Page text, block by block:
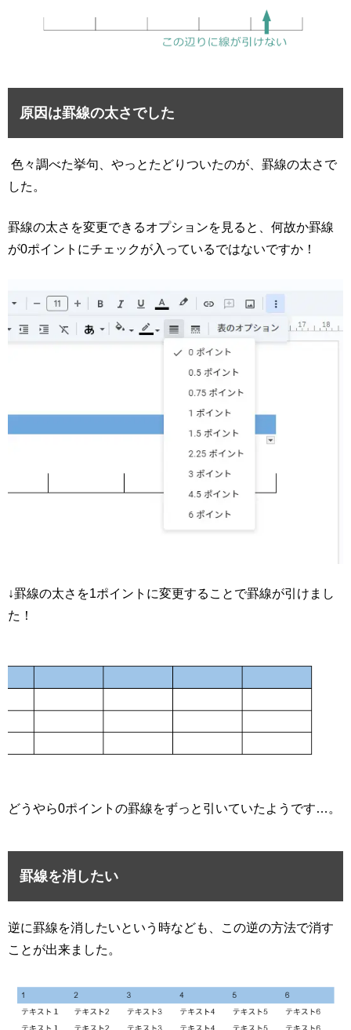
原因は罫線の太さでした
色々調べた挙句、やっとたどりついたのが、罫線の太さで
した。
罫線の太さを変更できるオプションを見ると、何故か罫線
が0ポイントにチェックが入っているではないですか！
↓罫線の太さを1ポイントに変更することで罫線が引けまし
た！
どうやら0ポイントの罫線をずっと引いていたようです…。
罫線を消したい
逆に罫線を消したいという時なども、この逆の方法で消す
ことが出来ました。